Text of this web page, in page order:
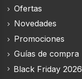
Ofertas
Novedades
Promociones
Guías de compra
Black Friday 2026